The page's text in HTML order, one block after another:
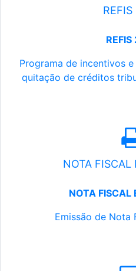
Programa de incentivos
quitação de créditos
NOTA FISCAL
NOTA FISCAL
Emissão de Nota